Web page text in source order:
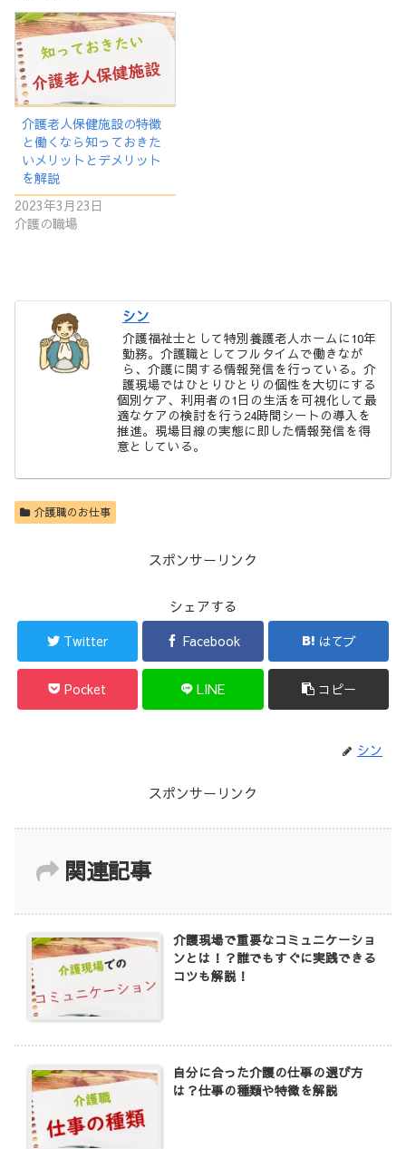
介護老人保健施設の特徴
と働くなら知っておきた
いメリットとデメリット
を解説
2023年3月23日
介護の職場
シン
介護福祉士として特別養護老人ホームに10年
勤務。介護職としてフルタイムで働きなが
ら、介護に関する情報発信を行っている。介
護現場ではひとりひとりの個性を大切にする
個別ケア、利用者の1日の生活を可視化して最
適なケアの検討を行う24時間シートの導入を
推進。現場目線の実態に即した情報発信を得
意としている。
介護職のお仕事
スポンサーリンク
シェアする
Twitter Facebook はてブ
Pocket LINE コピー
シン
スポンサーリンク
関連記事
介護現場で重要なコミュニケーショ
ンとは！？誰でもすぐに実践できる
コツも解説！
自分に合った介護の仕事の選び方
は？仕事の種類や特徴を解説